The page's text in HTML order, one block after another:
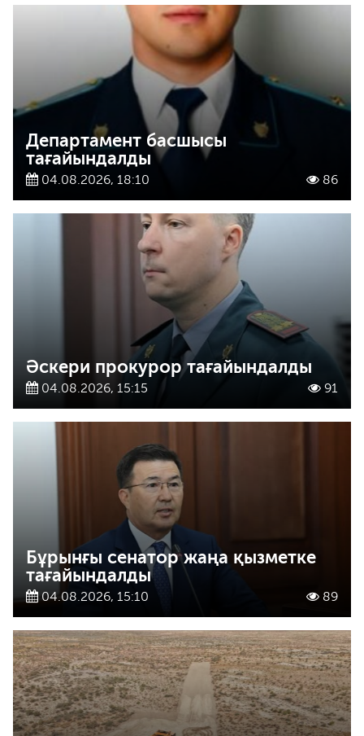
Департамент басшысы
тағайындалды
04.08.2026, 18:10 86
Әскери прокурор тағайындалды
04.08.2026, 15:15 91
Бұрынғы сенатор жаңа қызметке
тағайындалды
04.08.2026, 15:10 89